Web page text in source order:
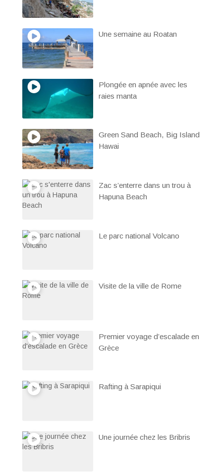
Une semaine au Roatan
Plongée en apnée avec les
raies manta
Green Sand Beach, Big Island
Hawai
Zac s’enterre dans un trou à
Hapuna Beach
Le parc national Volcano
Visite de la ville de Rome
Premier voyage d’escalade en
Grèce
Rafting à Sarapiqui
Une journée chez les Bribris